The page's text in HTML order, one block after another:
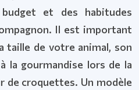
et des habitudes
Il est important
taille de votre animal, son
la gourmandise lors de la
de croquettes. Un modèle